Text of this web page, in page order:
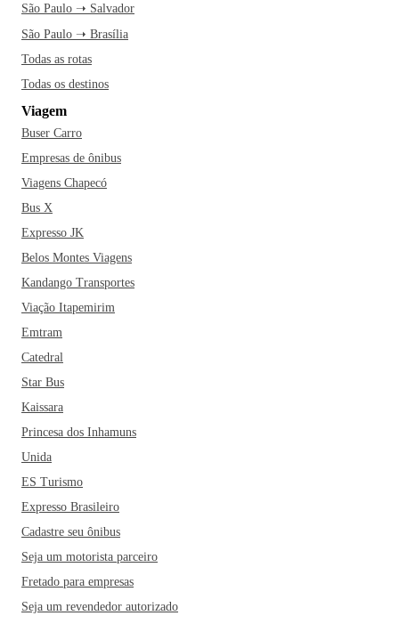
São Paulo ➝ Salvador
São Paulo ➝ Brasília
Todas as rotas
Todas os destinos
Viagem
Buser Carro
Empresas de ônibus
Viagens Chapecó
Bus X
Expresso JK
Belos Montes Viagens
Kandango Transportes
Viação Itapemirim
Emtram
Catedral
Star Bus
Kaissara
Princesa dos Inhamuns
Unida
ES Turismo
Expresso Brasileiro
Cadastre seu ônibus
Seja um motorista parceiro
Fretado para empresas
Seja um revendedor autorizado